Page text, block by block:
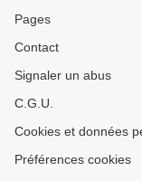
Pages
Contact
Signaler un abus
C.G.U.
Cookies et données
Préférences cookies